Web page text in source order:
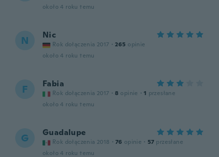
około 4 roku temu
N Nic
Rok dołączenia 2017 · 265 opinie
około 4 roku temu
F Fabia
Rok dołączenia 2017 · 8 opinie · 1 przesłane
około 4 roku temu
G Guadalupe
Rok dołączenia 2018 · 76 opinie · 57 przesłane
około 4 roku temu